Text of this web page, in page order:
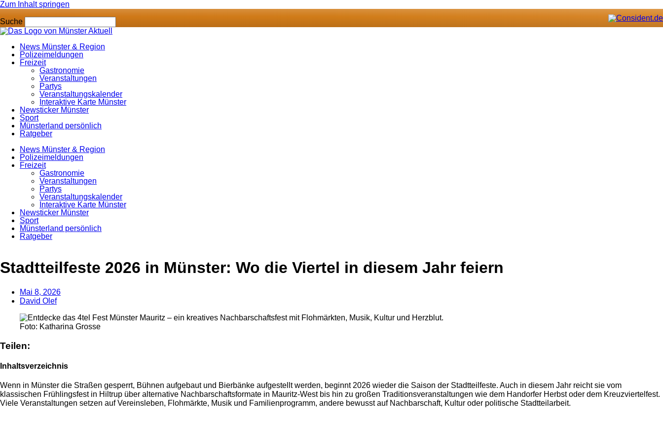
Zum Inhalt springen
Suche
News Münster & Region
Polizeimeldungen
Freizeit
Gastronomie
Veranstaltungen
Partys
Veranstaltungskalender
Interaktive Karte Münster
Newsticker Münster
Sport
Münsterland persönlich
Ratgeber
News Münster & Region
Polizeimeldungen
Freizeit
Gastronomie
Veranstaltungen
Partys
Veranstaltungskalender
Interaktive Karte Münster
Newsticker Münster
Sport
Münsterland persönlich
Ratgeber
Anzeige
Stadtteilfeste 2026 in Münster: Wo die Viertel in diesem Jahr feiern
Mai 8, 2026
David Olef
Foto: Katharina Grosse
Teilen:
Inhaltsverzeichnis
Wenn in Münster die Straßen gesperrt, Bühnen aufgebaut und Bierbänke aufgestellt werden, beginnt 2026 wieder die Saison der Stadtteilfeste. Auch in diesem Jahr reicht sie vom
klassischen Frühlingsfest in Hiltrup über alternative Nachbarschaftsformate in Mauritz-West bis hin zu großen Traditionsveranstaltungen wie dem Handorfer Herbst oder dem Kreuzviertelfest.
Viele Veranstaltungen setzen auf Vereinsleben, Flohmärkte, Musik und Familienprogramm, andere bewusst auf Nachbarschaft, Kultur oder politische Stadtteilarbeit.